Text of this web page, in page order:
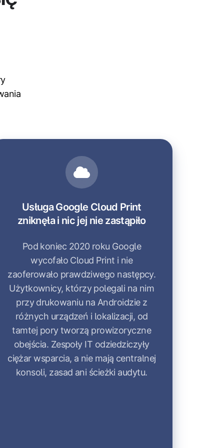
Usługa Google Cloud Print
zniknęła i nic jej nie zastąpiło
Pod koniec 2020 roku Google
wycofało Cloud Print i nie
zaoferowało prawdziwego następcy.
Użytkownicy, którzy polegali na nim
przy drukowaniu na Androidzie z
różnych urządzeń i lokalizacji, od
tamtej pory tworzą prowizoryczne
obejścia. Zespoły IT odziedziczyły
ciężar wsparcia, a nie mają centralnej
konsoli, zasad ani ścieżki audytu.